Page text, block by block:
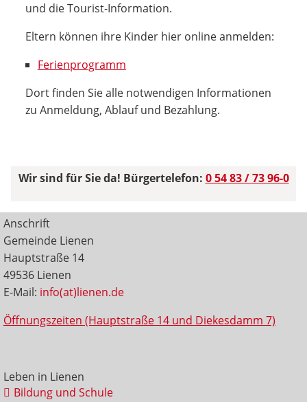
und die Tourist-Information.
Eltern können ihre Kinder hier online anmelden:
Ferienprogramm
Dort finden Sie alle notwendigen Informationen
zu Anmeldung, Ablauf und Bezahlung.
Wir sind für Sie da! Bürgertelefon: 0 54 83 / 73 96-0
Anschrift
Gemeinde Lienen
Hauptstraße 14
49536 Lienen
E-Mail: info(at)lienen.de
Öffnungszeiten (Hauptstraße 14 und Diekesdamm 7)
Leben in Lienen
Bildung und Schule